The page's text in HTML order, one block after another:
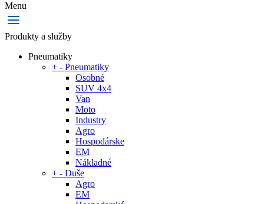
Menu
Produkty a služby
Pneumatiky
+ - Pneumatiky
Osobné
SUV 4x4
Van
Moto
Industry
Agro
Hospodárske
EM
Nákladné
+ - Duše
Agro
EM